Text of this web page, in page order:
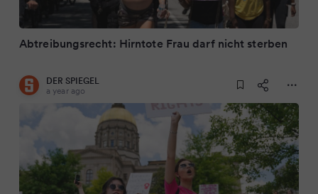
Abtreibungsrecht: Hirntote Frau darf nicht sterben
DER SPIEGEL
a year ago